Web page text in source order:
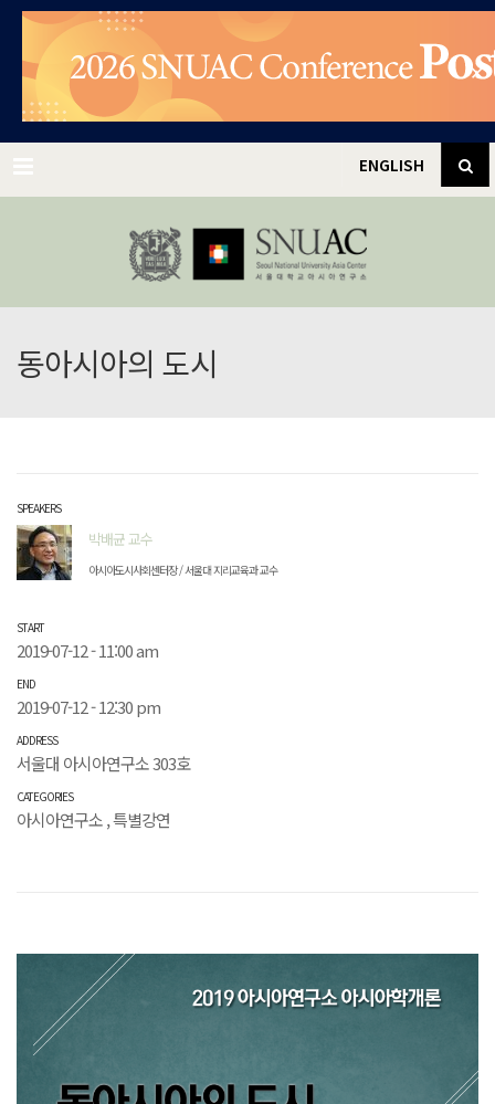
✕
ENGLISH
동아시아의 도시
SPEAKERS
박배균 교수
아시아도시사회센터장 / 서울대 지리교육과 교수
START
2019-07-12 - 11:00 am
END
2019-07-12 - 12:30 pm
ADDRESS
서울대 아시아연구소 303호
CATEGORIES
아시아연구소,특별강연